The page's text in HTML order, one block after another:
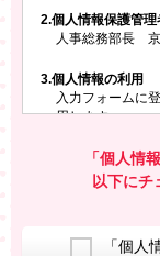
所属施設名
会員番号また
2.個人情報保護管理
人事総務部長
3.個人情報の利用
入力フォームに
用します。
お問い合わ
レプトンの
室等をご案内
換した上で
「個人情
以下にチ
「個人